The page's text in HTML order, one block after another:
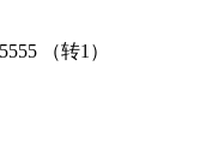
（转1）